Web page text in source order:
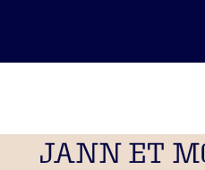
JANN ET